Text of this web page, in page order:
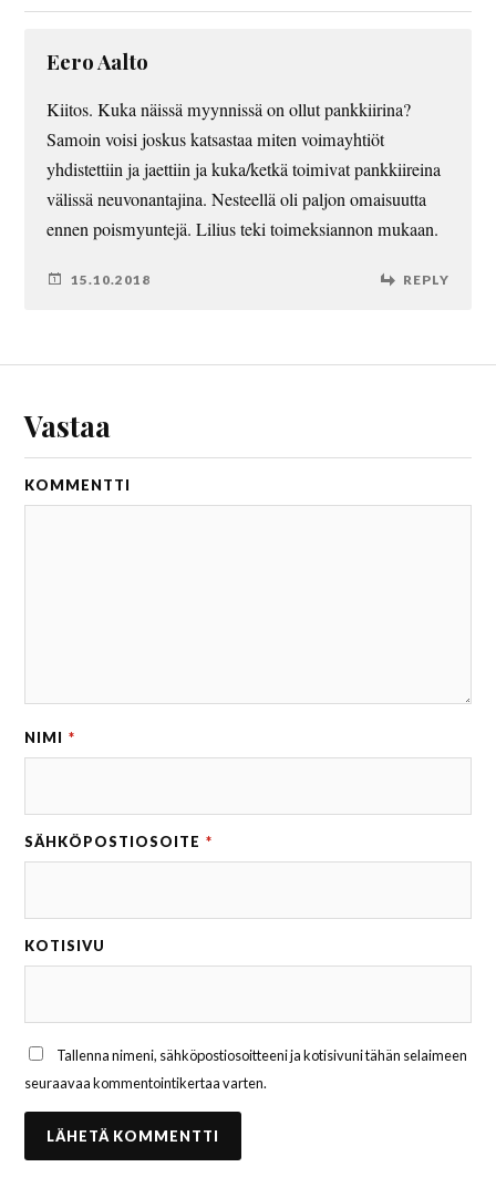
Eero Aalto
Kiitos. Kuka näissä myynnissä on ollut pankkiirina?
Samoin voisi joskus katsastaa miten voimayhtiöt
yhdistettiin ja jaettiin ja kuka/ketkä toimivat pankkiireina
välissä neuvonantajina. Nesteellä oli paljon omaisuutta
ennen poismyuntejä. Lilius teki toimeksiannon mukaan.
15.10.2018 REPLY
Vastaa
KOMMENTTI
NIMI *
SÄHKÖPOSTIOSOITE *
KOTISIVU
Tallenna nimeni, sähköpostiosoitteeni ja kotisivuni tähän selaimeen
seuraavaa kommentointikertaa varten.